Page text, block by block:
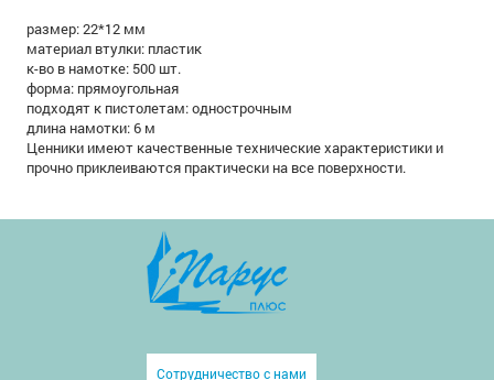
размер: 22*12 мм
материал втулки: пластик
к-во в намотке: 500 шт.
форма: прямоугольная
подходят к пистолетам: однострочным
длина намотки: 6 м
Ценники имеют качественные технические характеристики и
прочно приклеиваются практически на все поверхности.
Сотрудничество с нами